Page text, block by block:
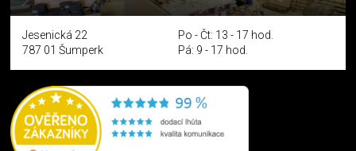
Jesenická 22
787 01 Šumperk
Po - Čt: 13 - 17 hod.
Pá: 9 - 17 hod.